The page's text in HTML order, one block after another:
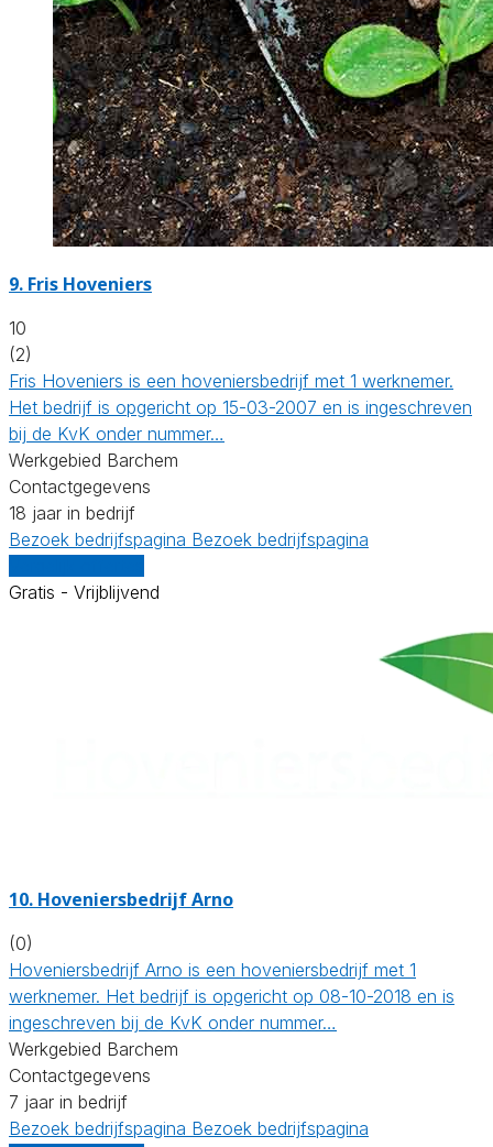
9. Fris Hoveniers
10
(2)
Fris Hoveniers is een hoveniersbedrijf met 1 werknemer.
Het bedrijf is opgericht op 15-03-2007 en is ingeschreven
bij de KvK onder nummer…
Werkgebied Barchem
Contactgegevens
18 jaar in bedrijf
Bezoek bedrijfspagina Bezoek bedrijfspagina
Gratis - Vrijblijvend
10. Hoveniersbedrijf Arno
(0)
Hoveniersbedrijf Arno is een hoveniersbedrijf met 1
werknemer. Het bedrijf is opgericht op 08-10-2018 en is
ingeschreven bij de KvK onder nummer…
Werkgebied Barchem
Contactgegevens
7 jaar in bedrijf
Bezoek bedrijfspagina Bezoek bedrijfspagina